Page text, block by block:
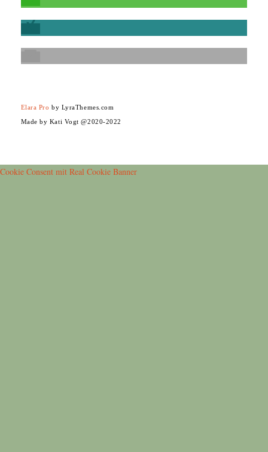
Elara Pro by LyraThemes.com
Made by Kati Vogt @2020-2022
Cookie Consent mit Real Cookie Banner